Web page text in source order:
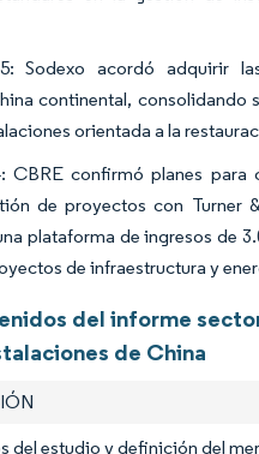
Sodexo acordó adquirir
continental, consolidando
orientada a la
CBRE confirmó planes para
de proyectos con Turner
plataforma de ingresos de
de infraestructura y
del informe
de China
del estudio y definición del